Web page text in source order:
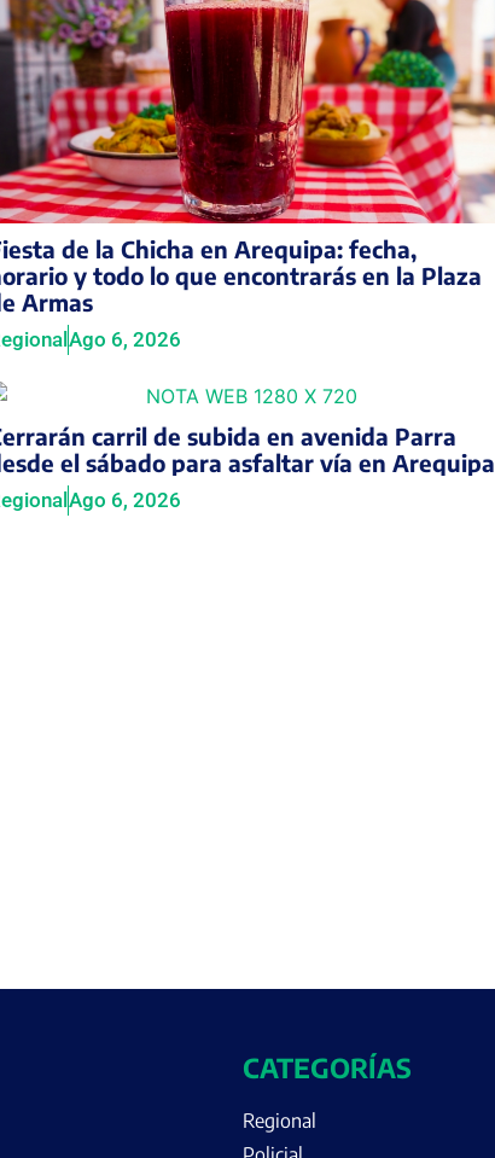
de la Chicha en Arequipa: fecha,
y todo lo que encontrarás en la Plaza
Armas
Ago 6, 2026
carril de subida en avenida Parra
el sábado para asfaltar vía en Arequipa
Ago 6, 2026
CATEGORÍAS
Regional